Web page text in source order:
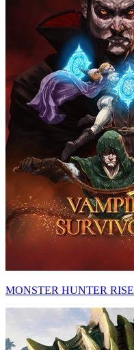
MONSTER HUNTER RISE